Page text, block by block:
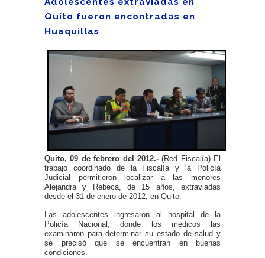
Quito fueron encontradas en
Huaquillas
Quito, 09 de febrero del 2012.-(Red Fiscalía) El
trabajo coordinado de la Fiscalía y la Policía
Judicial permitieron localizar a las menores
Alejandra y Rebeca, de 15 años, extraviadas
desde el 31 de enero de 2012, en Quito.
Las adolescentes ingresaron al hospital de la
Policía Nacional, donde los médicos las
examinaron para determinar su estado de salud y
se precisó que se encuentran en buenas
condiciones.